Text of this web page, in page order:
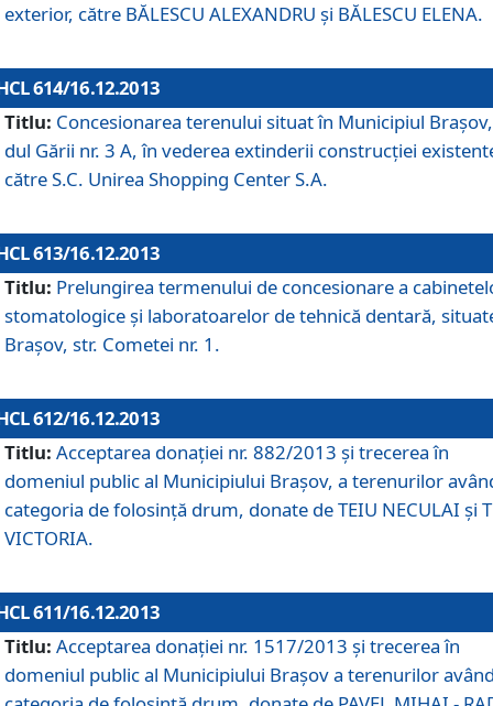
exterior, către BĂLESCU ALEXANDRU şi BĂLESCU ELENA.
614/16.12.2013
Titlu: Concesionarea terenului situat în Municipiul
dul Gării nr. 3 A, în vederea extinderii construcţiei
către S.C. Unirea Shopping Center S.A.
613/16.12.2013
Titlu: Prelungirea termenului de concesionare a
stomatologice şi laboratoarelor de tehnică dentară,
Braşov, str. Cometei nr. 1.
612/16.12.2013
Titlu: Acceptarea donaţiei nr. 882/2013 şi trecerea în
domeniul public al Municipiului Braşov, a terenurilor
categoria de folosinţă drum, donate de TEIU NECULAI şi
VICTORIA.
611/16.12.2013
Titlu: Acceptarea donaţiei nr. 1517/2013 şi trecerea în
domeniul public al Municipiului Braşov a terenurilor